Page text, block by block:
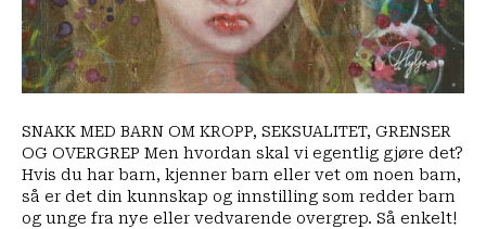
SNAKK MED BARN OM KROPP, SEKSUALITET, GRENSER
OG OVERGREP Men hvordan skal vi egentlig gjøre det?
Hvis du har barn, kjenner barn eller vet om noen barn,
så er det din kunnskap og innstilling som redder barn
og unge fra nye eller vedvarende overgrep. Så enkelt!